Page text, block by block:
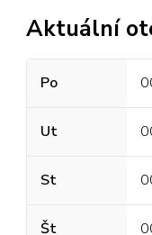
Aktuální
Po
Ut
St
Št